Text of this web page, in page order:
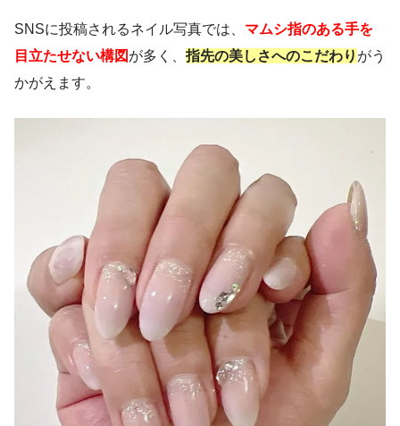
SNSに投稿されるネイル写真では、 マムシ指のある手を
目立たせない構図 が多く、 指先の美しさへのこだわり がう
かがえます。